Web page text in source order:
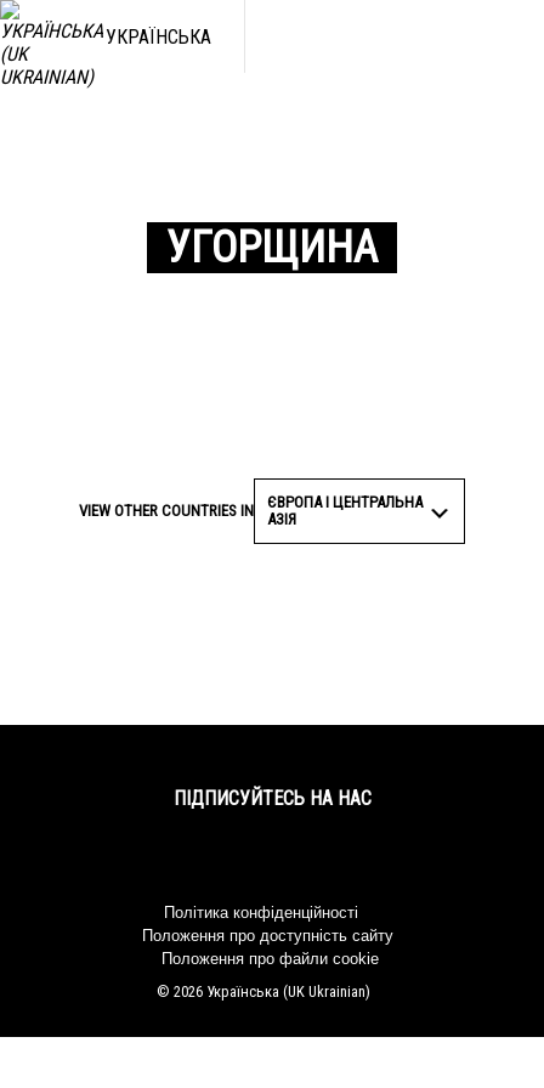
УКРАЇНСЬКА
УГОРЩИНА
VIEW OTHER COUNTRIES IN
ЄВРОПА І ЦЕНТРАЛЬНА
АЗІЯ
Політика конфіденційності
Положення про доступність сайту
Положення про файли cookie
© 2026 Українська (UK Ukrainian)
ПІДПИСУЙТЕСЬ НА НАС